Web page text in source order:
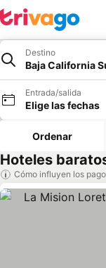
Destino
Baja California
Entrada/salida
Elige las fechas
Ordenar
Hoteles
Cómo influyen los